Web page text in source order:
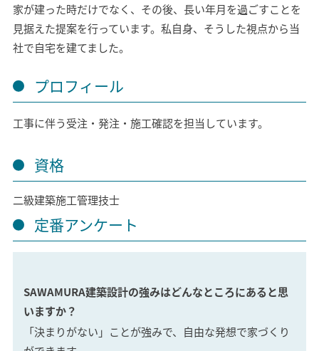
SAWAMURAリフォーム
家が建った時だけでなく、その後、長い年月を過ごすことを
見据えた提案を行っています。私自身、そうした視点から当
社で自宅を建てました。
プロフィール
工事に伴う受注・発注・施工確認を担当しています。
資格
二級建築施工管理技士
定番アンケート
SAWAMURA建築設計の強みはどんなところにあると思
いますか？
「決まりがない」ことが強みで、自由な発想で家づくり